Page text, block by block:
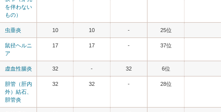
を伴わない
もの）
虫垂炎 10 10 - 25位
鼠径ヘルニ
ア
17 17 - 37位
虚血性腸炎 32 - 32 6位
胆管（肝内
外）結石、
胆管炎
32 32 - 28位